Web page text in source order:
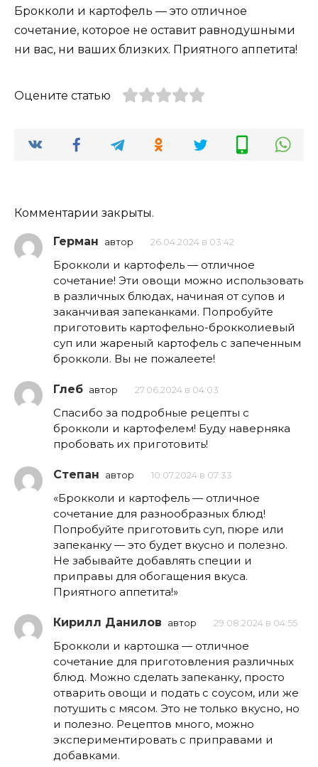
Брокколи и картофель — это отличное
сочетание, которое не оставит равнодушными
ни вас, ни ваших близких. Приятного аппетита!
Оцените статью
Комментарии закрыты.
Герман автор 26.04.2024 в 03:42
Брокколи и картофель — отличное
сочетание! Эти овощи можно использовать
в различных блюдах, начиная от супов и
заканчивая запеканками. Попробуйте
приготовить картофельно-брокколиевый
суп или жареный картофель с запеченным
брокколи. Вы не пожалеете!
Глеб автор 27.06.2024 в 04:03
Спасибо за подробные рецепты с
брокколи и картофелем! Буду наверняка
пробовать их приготовить!
Степан автор 10.07.2024 в 07:33
«Брокколи и картофель — отличное
сочетание для разнообразных блюд!
Попробуйте приготовить суп, пюре или
запеканку — это будет вкусно и полезно.
Не забывайте добавлять специи и
приправы для обогащения вкуса.
Приятного аппетита!»
Кирилл Данилов автор 29.08.2024 в 04:55
Брокколи и картошка — отличное
сочетание для приготовления различных
блюд. Можно сделать запеканку, просто
отварить овощи и подать с соусом, или же
потушить с мясом. Это не только вкусно, но
и полезно. Рецептов много, можно
экспериментировать с приправами и
добавками.